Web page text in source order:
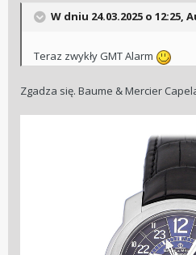
W dniu 24.03.2025 o 12:25,
Teraz zwykły GMT Alarm
Zgadza się. Baume & Mercier